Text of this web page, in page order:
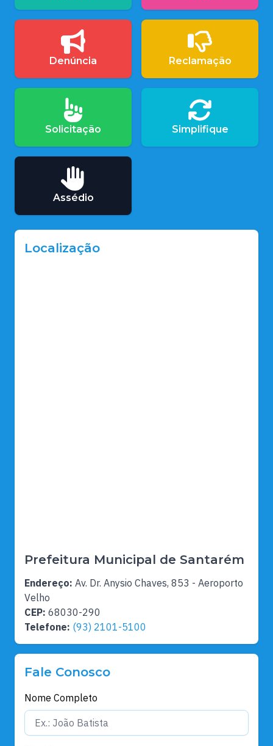
Denúncia Reclamação
Solicitação Simplifique
Assédio
Localização
Prefeitura Municipal de Santarém
Endereço: Av. Dr. Anysio Chaves, 853 - Aeroporto
Velho
CEP: 68030-290
Telefone: (93) 2101-5100
Fale Conosco
Nome Completo